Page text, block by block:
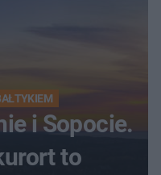
i Sopocie.
to